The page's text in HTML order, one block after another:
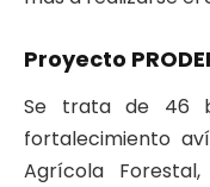
Proyecto
Se trata de 46
fortalecimiento
Agrícola